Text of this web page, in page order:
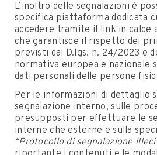
L’inoltro delle segnalazioni è
specifica piattaforma dedicata
accedere tramite il link in calce
che garantisce il rispetto dei
previsti dal D.lgs. n. 24/2023 e
normativa europea e nazionale
dati personali delle persone
Per le informazioni di dettaglio
segnalazione interno, sulle
presupposti per effettuare le
interne che esterne e sulla
“Protocollo di segnalazione